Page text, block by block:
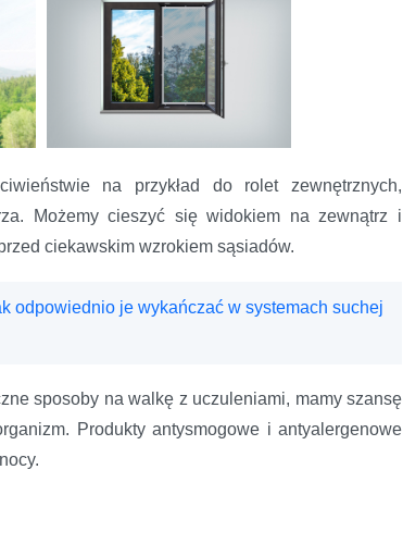
na przykład do rolet zewnętrznych,
Możemy cieszyć się widokiem na zewnątrz i
ciekawskim wzrokiem sąsiadów.
odpowiednio je wykańczać w systemach suchej
sposoby na walkę z uczuleniami, mamy szansę
Produkty antysmogowe i antyalergenowe